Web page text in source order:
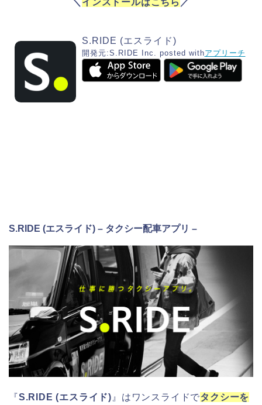
＼ インストールはこちら ／
S.RIDE (エスライド)
開発元:S.RIDE Inc. posted withアプリーチ
S.RIDE (エスライド) – タクシー配車アプリ –
『S.RIDE (エスライド) 』はワンスライドでタクシーを